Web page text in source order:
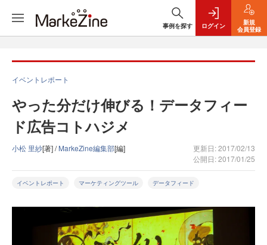
事例を探す ログイン
新規
会員登録
イベントレポート
やった分だけ伸びる！データフィー
ド広告コトハジメ
小松 里紗[著] /MarkeZine編集部[編]
更新日: 2017/02/13
公開日: 2017/01/25
イベントレポート マーケティングツール データフィード